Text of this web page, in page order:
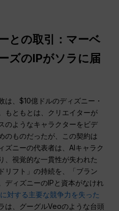
との取引：マーベ
ズのIPがソラに届
は、$10億ドルのディズニー・
もともとは、クリエイターが
のようなキャラクターをビデ
のものだったが、この契約は
ズニーの代表者は、AIキャラク
、視覚的な一貫性が失われた
リフト」の持続を、「ブラン
ディズニーのIPと資本がなけれ
対する主要な競争力を失った
は、グーグルVeoのような台頭